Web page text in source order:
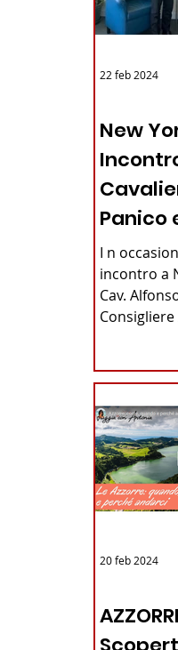
New
Panico
I n
incontro a New York del
Cav.
22 feb 2024
20 feb 2024